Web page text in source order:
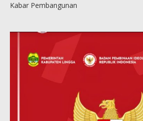
Kabar Pembangunan